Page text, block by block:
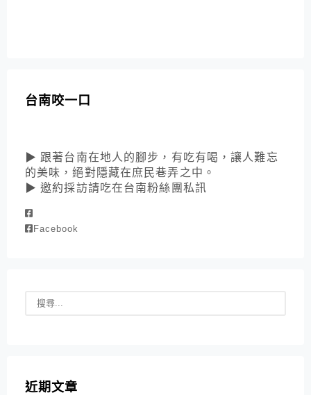
台南咬一口
▶ 跟著台南在地人的腳步，有吃有喝，讓人難忘
的美味，絕對隱藏在庶民巷弄之中。
▶ 邀約採訪請吃在台南粉絲團私訊
Facebook
近期文章